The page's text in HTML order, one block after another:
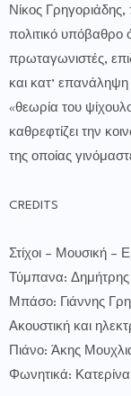
Νίκος Γρηγοριάδης,
πολιτικό υπόβαθρο
πρωταγωνιστές,
και κατ’ επανάληψη
«θεωρία του
καθρεφτίζει την
της οποίας
CREDITS
Στίχοι – Μουσική –
Τύμπανα:
Μπάσο: Γιάννης
Ακουστική και
Πιάνο: Άκης
Φωνητικά: